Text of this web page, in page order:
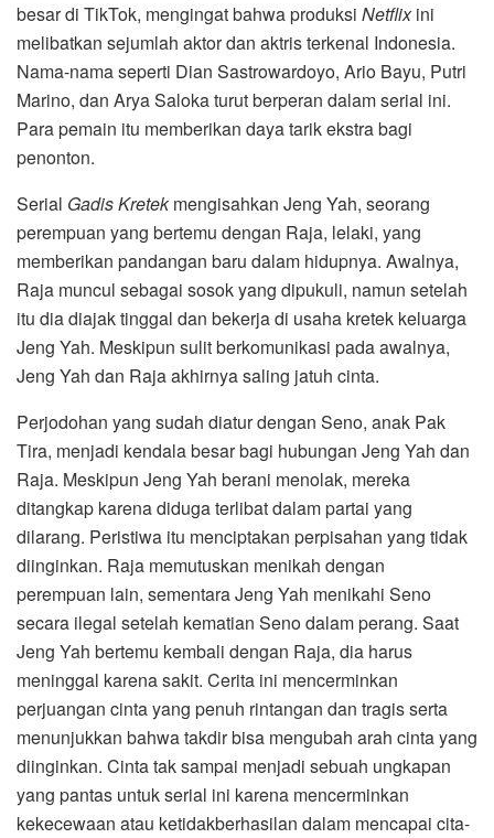
besar di TikTok, mengingat bahwa produksi Netflixini
melibatkan sejumlah aktor dan aktris terkenal Indonesia.
Nama-nama seperti Dian Sastrowardoyo, Ario Bayu, Putri
Marino, dan Arya Saloka turut berperan dalam serial ini.
Para pemain itu memberikan daya tarik ekstra bagi
penonton.
Serial Gadis Kretekmengisahkan Jeng Yah, seorang
perempuan yang bertemu dengan Raja, lelaki, yang
memberikan pandangan baru dalam hidupnya. Awalnya,
Raja muncul sebagai sosok yang dipukuli, namun setelah
itu dia diajak tinggal dan bekerja di usaha kretek keluarga
Jeng Yah. Meskipun sulit berkomunikasi pada awalnya,
Jeng Yah dan Raja akhirnya saling jatuh cinta.
Perjodohan yang sudah diatur dengan Seno, anak Pak
Tira, menjadi kendala besar bagi hubungan Jeng Yah dan
Raja. Meskipun Jeng Yah berani menolak, mereka
ditangkap karena diduga terlibat dalam partai yang
dilarang. Peristiwa itu menciptakan perpisahan yang tidak
diinginkan. Raja memutuskan menikah dengan
perempuan lain, sementara Jeng Yah menikahi Seno
secara ilegal setelah kematian Seno dalam perang. Saat
Jeng Yah bertemu kembali dengan Raja, dia harus
meninggal karena sakit. Cerita ini mencerminkan
perjuangan cinta yang penuh rintangan dan tragis serta
menunjukkan bahwa takdir bisa mengubah arah cinta yang
diinginkan. Cinta tak sampai menjadi sebuah ungkapan
yang pantas untuk serial ini karena mencerminkan
kekecewaan atau ketidakberhasilan dalam mencapai cita-